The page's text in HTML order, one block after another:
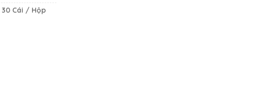
30 Cái / Hộp